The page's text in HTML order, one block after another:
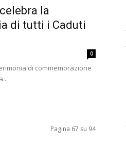
la
di tutti i Caduti
0
di commemorazione
Pagina 67 su 94